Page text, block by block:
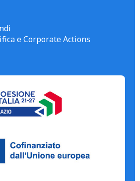
e Corporate Actions